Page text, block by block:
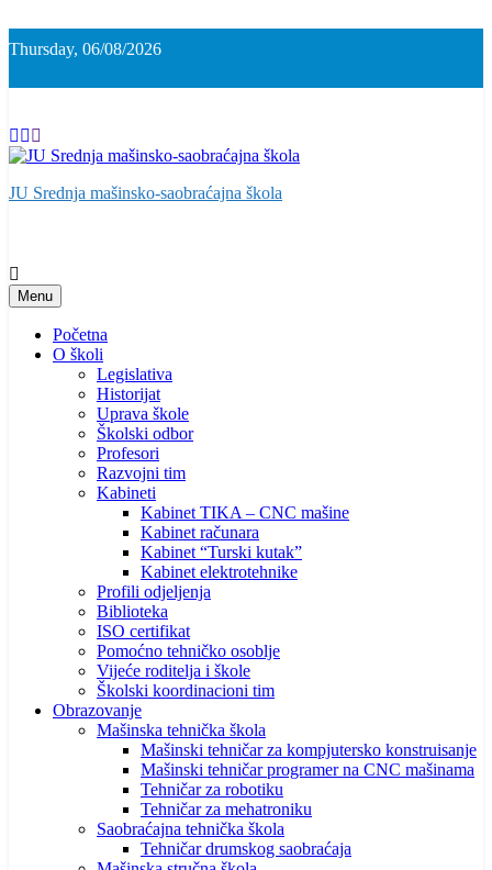
content
Thursday, 06/08/2026
JU Srednja mašinsko-saobraćajna škola
Menu
Početna
O školi
Legislativa
Historijat
Uprava škole
Školski odbor
Profesori
Razvojni tim
Kabineti
Kabinet TIKA – CNC mašine
Kabinet računara
Kabinet “Turski kutak”
Kabinet elektrotehnike
Profili odjeljenja
Biblioteka
ISO certifikat
Pomoćno tehničko osoblje
Vijeće roditelja i škole
Školski koordinacioni tim
Obrazovanje
Mašinska tehnička škola
Mašinski tehničar za kompjutersko konstruisanje
Mašinski tehničar programer na CNC mašinama
Tehničar za robotiku
Tehničar za mehatroniku
Saobraćajna tehnička škola
Tehničar drumskog saobraćaja